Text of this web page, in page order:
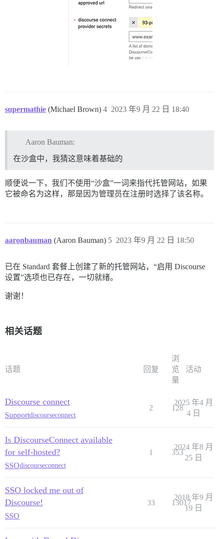
supermathie (Michael Brown) 2023 年9 月 22 日 18:40
4
Aaron Bauman:
在沙盒中，我猜这意味着基础的
顺便说一下，我们不使用“沙盒”一词来指代托管网站，如果
它被命名为这样，那是因为管理员在注册时选择了该名称。
aaronbauman (Aaron Bauman) 2023 年9 月 22 日 18:50
5
已在 Standard 套餐上创建了新的托管网站，“启用 Discourse
设置”选项也已存在，一切就绪。
谢谢！
相关话题
话题 回复
浏
览
量
活动
Discourse connect
Supportdiscourseconnect
2 128
2025 年4 月
4 日
Is DiscourseConnect available
for self-hosted?
SSOdiscourseconnect
1 353
2024 年8 月
25 日
SSO locked me out of
Discourse!
SSO
33 13017
2018 年9 月
19 日